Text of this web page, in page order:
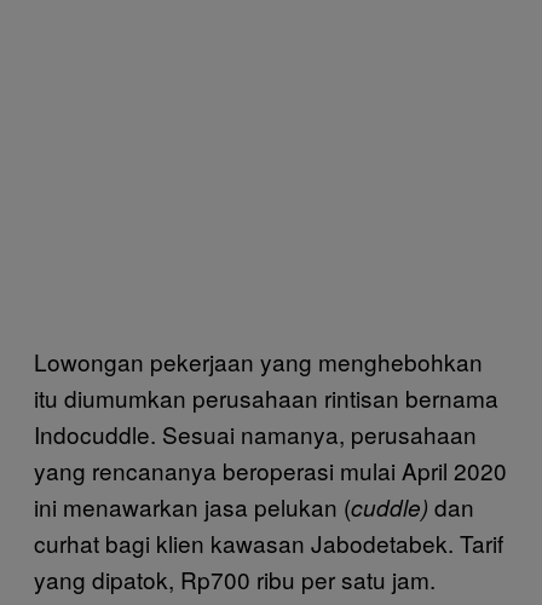
Lowongan pekerjaan yang menghebohkan
itu diumumkan perusahaan rintisan bernama
Indocuddle. Sesuai namanya, perusahaan
yang rencananya beroperasi mulai April 2020
ini menawarkan jasa pelukan (cuddle) dan
curhat bagi klien kawasan Jabodetabek. Tarif
yang dipatok, Rp700 ribu per satu jam.